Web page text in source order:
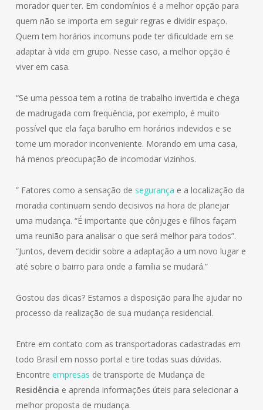
morador quer ter. Em condomínios é a melhor opção para
quem não se importa em seguir regras e dividir espaço.
Quem tem horários incomuns pode ter dificuldade em se
adaptar à vida em grupo. Nesse caso, a melhor opção é
viver em casa.
“Se uma pessoa tem a rotina de trabalho invertida e chega
de madrugada com frequência, por exemplo, é muito
possível que ela faça barulho em horários indevidos e se
torne um morador inconveniente. Morando em uma casa,
há menos preocupação de incomodar vizinhos.
” Fatores como a sensação de segurança e a localização da
moradia continuam sendo decisivos na hora de planejar
uma mudança. “É importante que cônjuges e filhos façam
uma reunião para analisar o que será melhor para todos”.
“Juntos, devem decidir sobre a adaptação a um novo lugar e
até sobre o bairro para onde a família se mudará.”
Gostou das dicas? Estamos a disposição para lhe ajudar no
processo da realização de sua mudança residencial.
Entre em contato com as transportadoras cadastradas em
todo Brasil em nosso portal e tire todas suas dúvidas.
Encontre empresas de transporte de Mudança de
Residência e aprenda informações úteis para selecionar a
melhor proposta de mudança.